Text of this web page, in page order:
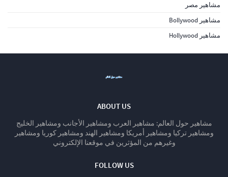
مشاهير مصر
مشاهير Bollywood
مشاهير Hollywood
ABOUT US
مشاهير حول العالم: مشاهير العرب ومشاهير الأجانب ومشاهير الخليج
ومشاهير تركيا ومشاهير أمريكا ومشاهير الهند ومشاهير كوريا ومشاهير
وغيرهم من المؤثرين في موقعنا الإلكتروني
FOLLOW US